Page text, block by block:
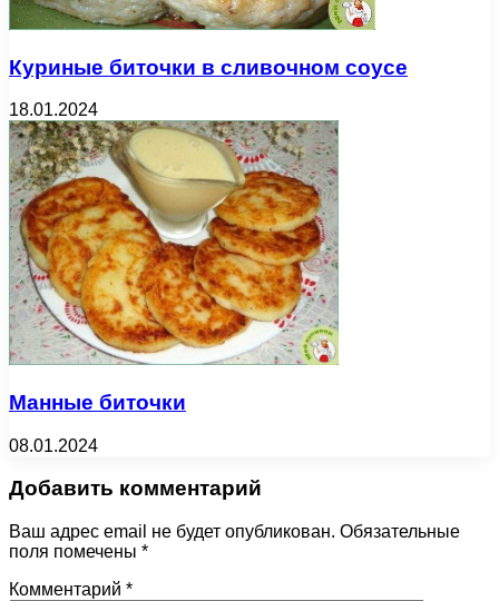
Куриные биточки в сливочном соусе
18.01.2024
Манные биточки
08.01.2024
Добавить комментарий
Ваш адрес email не будет опубликован. Обязательные
поля помечены *
Комментарий *